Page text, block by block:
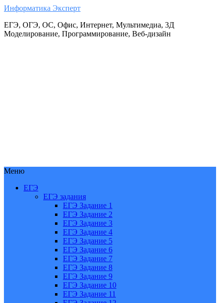
Информатика Эксперт
ЕГЭ, ОГЭ, ОС, Офис, Интернет, Мультимедиа, 3Д
Моделирование, Программирование, Веб-дизайн
Меню
ЕГЭ
ЕГЭ задания
ЕГЭ Задание 1
ЕГЭ Задание 2
ЕГЭ Задание 3
ЕГЭ Задание 4
ЕГЭ Задание 5
ЕГЭ Задание 6
ЕГЭ Задание 7
ЕГЭ Задание 8
ЕГЭ Задание 9
ЕГЭ Задание 10
ЕГЭ Задание 11